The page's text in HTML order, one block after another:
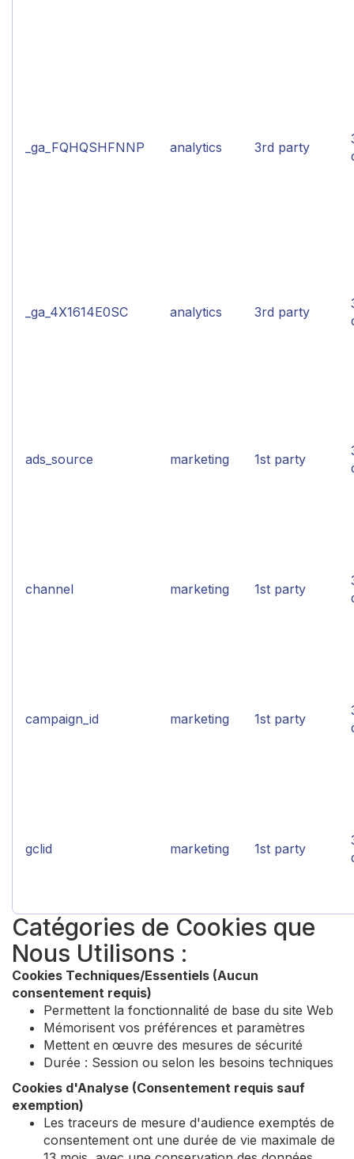
_ga_FQHQSHFNNP analytics 3rd party
_ga_4X1614E0SC analytics 3rd party
ads_source marketing 1st party
channel marketing 1st party
campaign_id marketing 1st party
gclid marketing 1st party
Catégories de Cookies que
Nous Utilisons :
Cookies Techniques/Essentiels (Aucun
consentement requis)
Permettent la fonctionnalité de base du site Web
Mémorisent vos préférences et paramètres
Mettent en œuvre des mesures de sécurité
Durée : Session ou selon les besoins techniques
Cookies d'Analyse (Consentement requis sauf
exemption)
Les traceurs de mesure d'audience exemptés de
consentement ont une durée de vie maximale de